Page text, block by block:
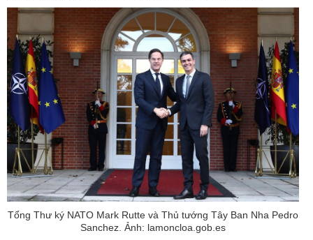
Tổng Thư ký NATO Mark Rutte và Thủ tướng Tây Ban Nha Pedro
Sanchez. Ảnh: lamoncloa.gob.es